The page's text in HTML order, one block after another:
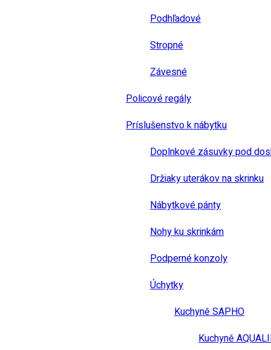
Podhľadové
Stropné
Závesné
Policové regály
Príslušenstvo k nábytku
Doplnkové zásuvky pod
Držiaky uterákov na skrinku
Nábytkové pánty
Nohy ku skrinkám
Podperné konzoly
Úchytky
Kuchyně SAPHO
Kuchyně